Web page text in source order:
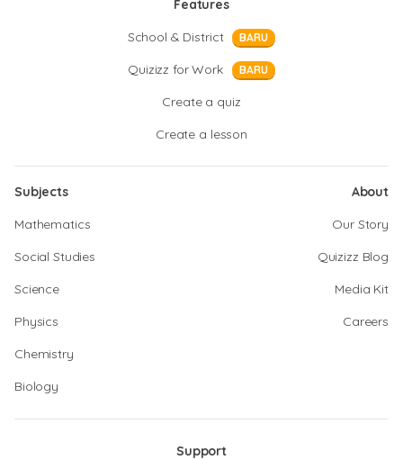
Features
School & District
BARU
Quizizz for Work BARU
Create a quiz
Create a lesson
Subjects
Mathematics
Social Studies
Science
Physics
Chemistry
Biology
About
Our Story
Quizizz Blog
Media Kit
Careers
Support